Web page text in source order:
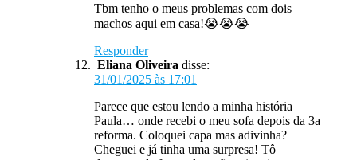
Tbm tenho o meus problemas com dois
machos aqui em casa!😭😭😭
Responder
Eliana Oliveira disse:
31/01/2025 às 17:01
Parece que estou lendo a minha história
Paula… onde recebi o meu sofa depois da 3a
reforma. Coloquei capa mas adivinha?
Cheguei e já tinha uma surpresa! Tô